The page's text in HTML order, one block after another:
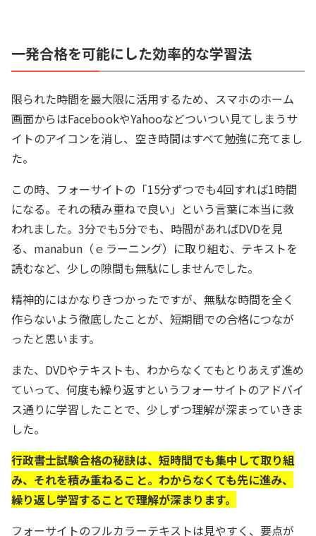
一発合格を可能にした効率的な学習法
限られた時間を最大限に活用するため、スマホのホーム
画面からはFacebookやYahooなどついつい見てしまうサ
イトのアイコンを消し、空き時間はすべて勉強に充てまし
た。
この時、フォーサイトの「15分ずつでも4回すれば1時間
になる。それの積み重ねで良い」という言葉に本当に救
われました。3分でも5分でも、時間があればDVDを見
る、manabun（ｅラーニング）に取り組む、テキストを
読むなど、少しの隙間も無駄にしませんでした。
精神的にはかなりきつかったですが、無駄な時間を全く
作らないよう徹底したことが、短期間での合格につなが
ったと思います。
また、DVDやテキストも、わからなくてもとりあえず進め
ていって、何度も繰り返すというフォーサイトのアドバイ
ス通りに学習したことで、少しずつ理解が深まっていきま
した。
行政書士試験合格の秘訣は、短時間でも集中して取り組
み、それを積み重ねること。わからなくても先に進み、
繰り返し学習することで理解が深まります。
フォーサイトのフルカラーテキストは見やすく、要点が